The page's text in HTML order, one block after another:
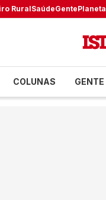
RuralSaúdeGentePlaneta
COLUNAS GENTE